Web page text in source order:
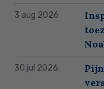
3 aug 2026
30 jul 2026